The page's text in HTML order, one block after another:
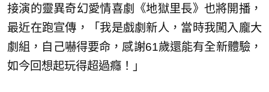
接演的靈異奇幻愛情喜劇《地獄里長》也將開播，
最近在跑宣傳，「我是戲劇新人，當時我闖入龐大
劇組，自己嚇得要命，感謝61歲還能有全新體驗，
如今回想起玩得超過癮！」